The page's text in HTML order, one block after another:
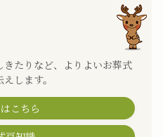
たりなど、よりよいお葬式
します。
こちら